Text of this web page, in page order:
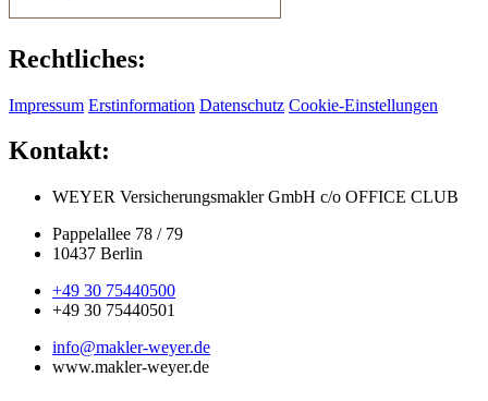
Rechtliches:
Impressum Erstinformation Datenschutz Cookie-Einstellungen
Kontakt:
WEYER Versicherungsmakler GmbH c/o OFFICE CLUB
Pappelallee 78 / 79
10437 Berlin
+49 30 75440500
+49 30 75440501
info@makler-weyer.de
www.makler-weyer.de